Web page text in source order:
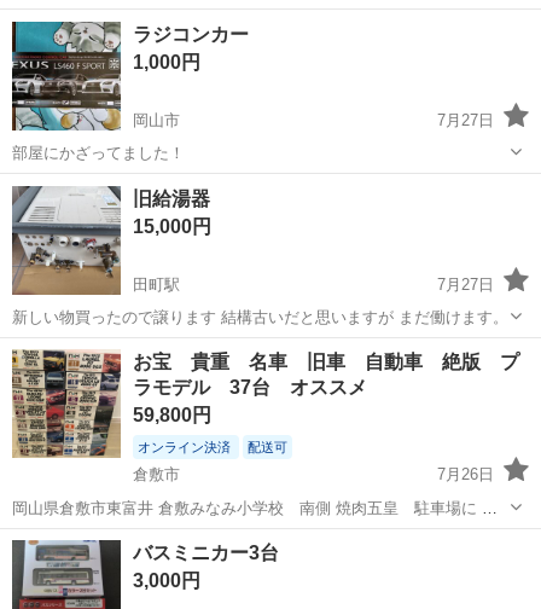
岡山 岡山市
ラジコンカー
1,000円
岡山市
7月27日
部屋にかざってました！
岡山 岡山市 模型、プラモデル
旧給湯器
15,000円
田町駅
7月27日
新しい物買ったので譲ります 結構古いだと思いますが まだ働けます。
岡山 岡山市 田町駅 模型、プラモデル
お宝 貴重 名車 旧車 自動車 絶版 プ
ラモデル 37台 オススメ
59,800円
オンライン決済 配送可
倉敷市
7月26日
岡山県倉敷市東富井 倉敷みなみ小学校 南側 焼肉五皇 駐車場に 取
りに来られる方は 希望日時を連絡下さい その際 59800円持参下さい
1)お宝 貴重 名車 旧車 絶版 プラモデル 自動車 37台出品し
ます...
岡山 倉敷市 模型、プラモデル
バスミニカー3台
3,000円